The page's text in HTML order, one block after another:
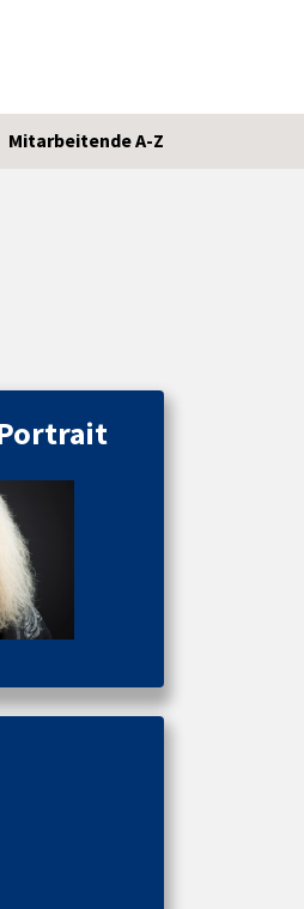
Mitarbeitende A-Z